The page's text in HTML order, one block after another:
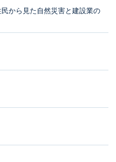
から見た自然災害と建設業の